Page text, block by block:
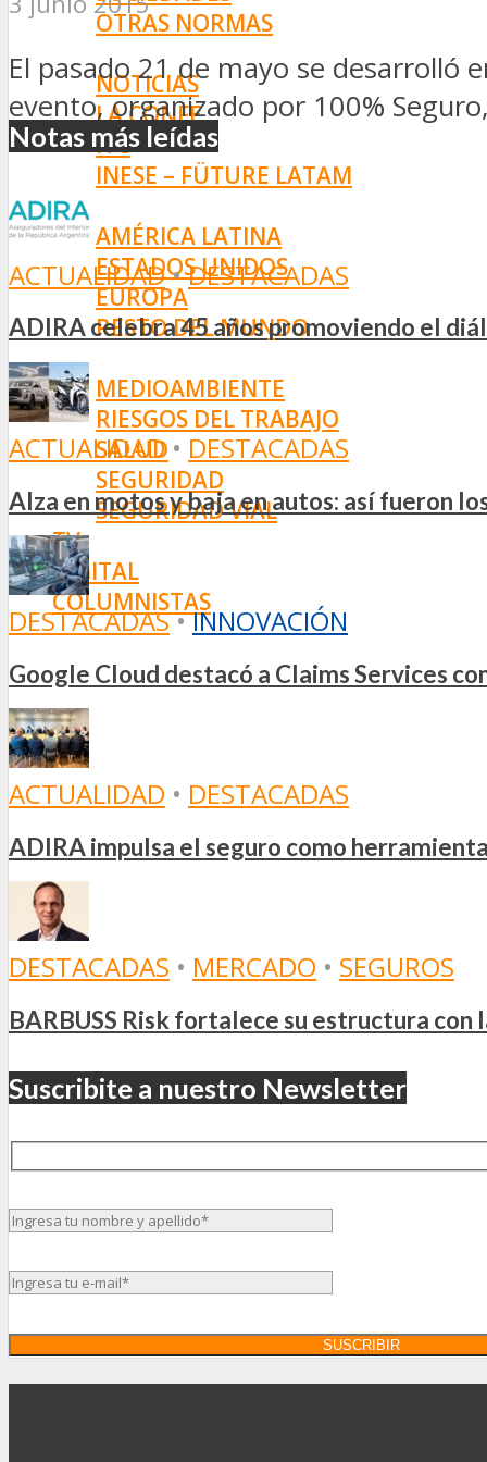
OTRAS NORMAS
INNOVACIÓN
NOTICIAS
LA CONFE
ITC
INESE – FÜTURE LATAM
INTERNACIONALES
AMÉRICA LATINA
ESTADOS UNIDOS
EUROPA
RESTO DEL MUNDO
PREVENCIÓN
MEDIOAMBIENTE
RIESGOS DEL TRABAJO
SALUD
SEGURIDAD
SEGURIDAD VIAL
TV
DIGITAL
COLUMNISTAS
ESTADÍSTICAS
El pasado 21 de mayo se desarrolló
evento, organizado por 100%
Notas más leídas
ACTUALIDAD•DESTACADAS
ADIRA celebra 45 años promoviendo el
ACTUALIDAD • DESTACADAS
Alza en motos y baja en autos: así fueron
DESTACADAS•INNOVACIÓN
Google Cloud destacó a Claims Services
ACTUALIDAD • DESTACADAS
ADIRA impulsa el seguro como
DESTACADAS • MERCADO • SEGUROS
BARBUSS Risk fortalece su estructura
Suscribite a nuestro Newsletter